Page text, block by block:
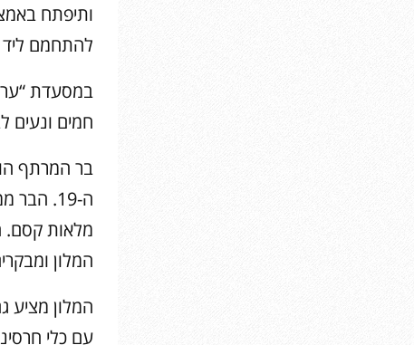
ותיפתח
להתחמם
במסעדת
חמים ונעים
בר המרתף
ה-19.
מלאות קסם.
המלון ומבקרים
עם כלי